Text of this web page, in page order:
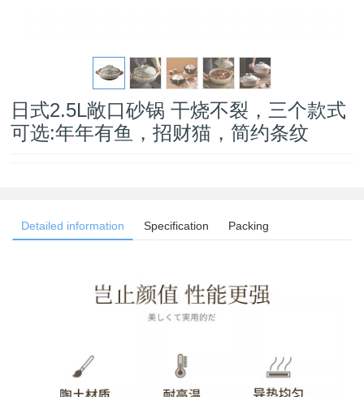
日式2.5L敞口砂锅 干烧不裂，三个款式
可选:年年有鱼，招财猫，简约条纹
Detailed information Specification Packing